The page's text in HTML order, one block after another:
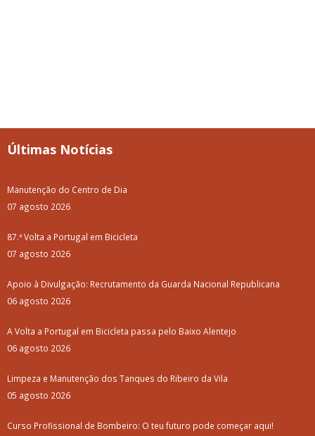
Últimas Notícias
Manutenção do Centro de Dia
07 agosto 2026
87.ª Volta a Portugal em Bicicleta
07 agosto 2026
Apoio à Divulgação: Recrutamento da Guarda Nacional Republicana
06 agosto 2026
A Volta a Portugal em Bicicleta passa pelo Baixo Alentejo
06 agosto 2026
Limpeza e Manutenção dos Tanques do Ribeiro da Vila
05 agosto 2026
Curso Profissional de Bombeiro: O teu futuro pode começar aqui!